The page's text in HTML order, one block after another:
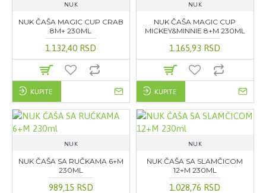
NUK
NUK ČAŠA MAGIC CUP CRAB
8M+ 230ML
1.132,40 RSD
KUPITE
NUK
NUK ČAŠA MAGIC CUP
MICKEY&MINNIE 8+M 230ML
1.165,93 RSD
KUPITE
NUK
NUK ČAŠA SA RUČKAMA 6+M
230ML
989,15 RSD
NUK
NUK ČAŠA SA SLAMČICOM
12+M 230ML
1.028,76 RSD